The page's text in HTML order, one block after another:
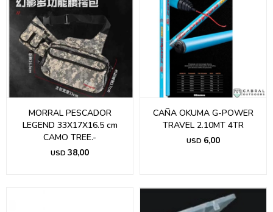
MORRAL PESCADOR
LEGEND 33X17X16.5 cm
CAMO TREE.-
USD 38,00
CAÑA OKUMA G-POWER
TRAVEL 2.10MT 4TR
USD 6,00